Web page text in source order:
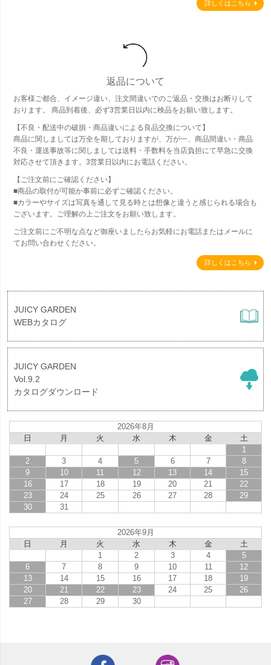
詳しくはこちら
返品について
お客様ご都合、イメージ違い、注文間違いでのご返品・交換はお断りして
おります。 商品到着後、必ず3営業日以内に検品をお願い致します。
【不良・配送中の破損・商品違いによる良品交換について】
商品に関しましては万全を期しておりますが、万が一、商品間違い・商品
不良・運送事故等に関しましては送料・手数料を当店負担にて早急に交換
対応させて頂きます。3営業日以内にお電話ください。
【ご注文前にご確認ください】
■商品の取付が可能か事前に必ずご確認ください。
■カラーやサイズは写真を通して見る時とは想像と違うと感じられる場合も
ございます。ご理解の上ご注文をお願い致します。
ご注文前にご不明な点など御座いましたらお気軽にお電話またはメールに
てお問い合わせください。
詳しくはこちら
JUICY GARDEN
WEBカタログ
JUICY GARDEN
Vol.9.2
カタログダウンロード
2026年8月
日
月 火 水 木 金
土
1
2
3 4 5 6 7
8
9
10 11 12 13 14
15
16
17 18 19 20 21
22
23
24 25 26 27 28
29
30
31
2026年9月
日
月 火 水 木 金
土
1
2 3 4
5
6
7 8 9 10 11
12
13
14 15 16 17 18
19
20
21 22 23 24 25
26
27
28 29 30